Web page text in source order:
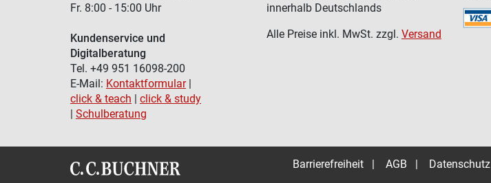
Fr. 8:00 - 15:00 Uhr
Kundenservice und
Digitalberatung
Tel. +49 951 16098-200
E-Mail: Kontaktformular|
click & teach | click & study
| Schulberatung
innerhalb Deutschlands
Alle Preise inkl. MwSt. zzgl. Versand
Barrierefreiheit | AGB | Datenschutz